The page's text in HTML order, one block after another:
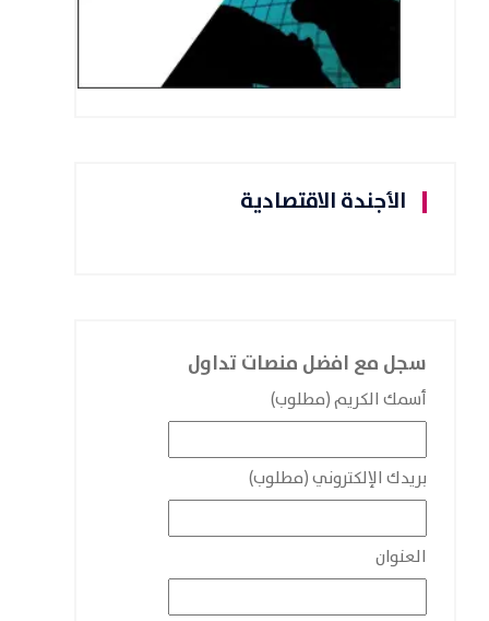
الأجندة الاقتصادية
سجل مع افضل منصات تداول
أسمك الكريم (مطلوب)
بريدك الإلكتروني (مطلوب)
العنوان